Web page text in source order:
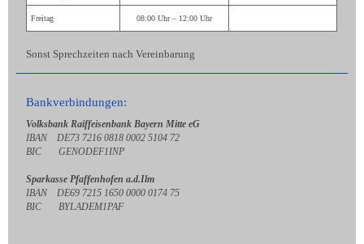
Freitag 08:00 Uhr – 12:00 Uhr
Sonst Sprechzeiten nach Vereinbarung
Bankverbindungen:
Volksbank Raiffeisenbank Bayern Mitte eG
IBAN DE73 7216 0818 0002 5104 72
BIC GENODEF1INP
Sparkasse Pfaffenhofen a.d.Ilm
IBAN DE69 7215 1650 0000 0174 75
BIC BYLADEM1PAF